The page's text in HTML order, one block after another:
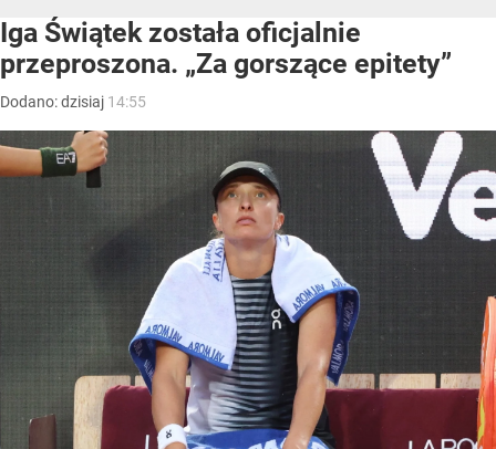
Iga Świątek została oficjalnie
przeproszona. „Za gorszące epitety”
Dodano:dzisiaj 14:55